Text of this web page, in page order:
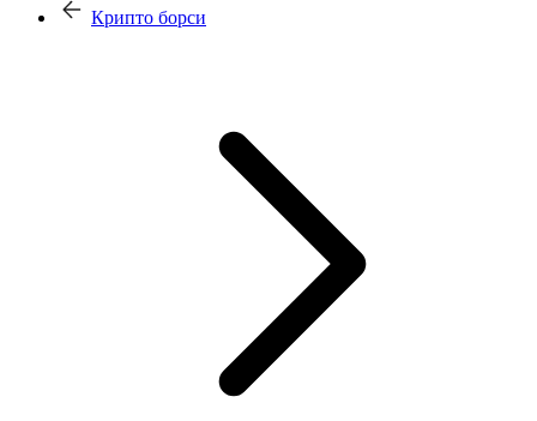
Крипто борси